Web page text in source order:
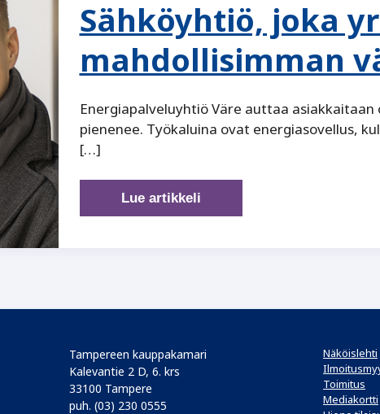
Sähköyhtiö, joka
mahdollisimman
Energiapalveluyhtiö Väre auttaa
pienenee. Työkaluina ovat energiasovellus,
[…]
Sähköyhtiö,
joka
Lue artikkeli
Tampereen kauppakamari
Kalevantie 2 D, 6. krs
33100 Tampere
puh. (03) 230 0555
Näköislehti
Toimitus
Mediakortti